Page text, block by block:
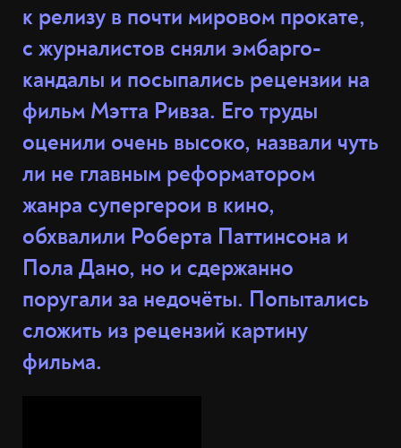
к релизу в почти мировом прокате,
с журналистов сняли эмбарго-
кандалы и посыпались рецензии на
фильм Мэтта Ривза. Его труды
оценили очень высоко, назвали чуть
ли не главным реформатором
жанра супергерои в кино,
обхвалили Роберта Паттинсона и
Пола Дано, но и сдержанно
поругали за недочёты. Попытались
сложить из рецензий картину
фильма.